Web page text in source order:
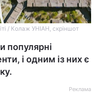
/ Колаж УНIАН, скріншот
популярні
і одним із них є
Реклама